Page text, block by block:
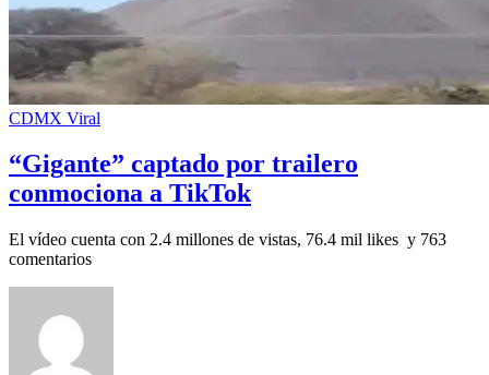
CDMX Viral
“Gigante” captado por trailero
conmociona a TikTok
El vídeo cuenta con 2.4 millones de vistas, 76.4 mil likes y 763
comentarios